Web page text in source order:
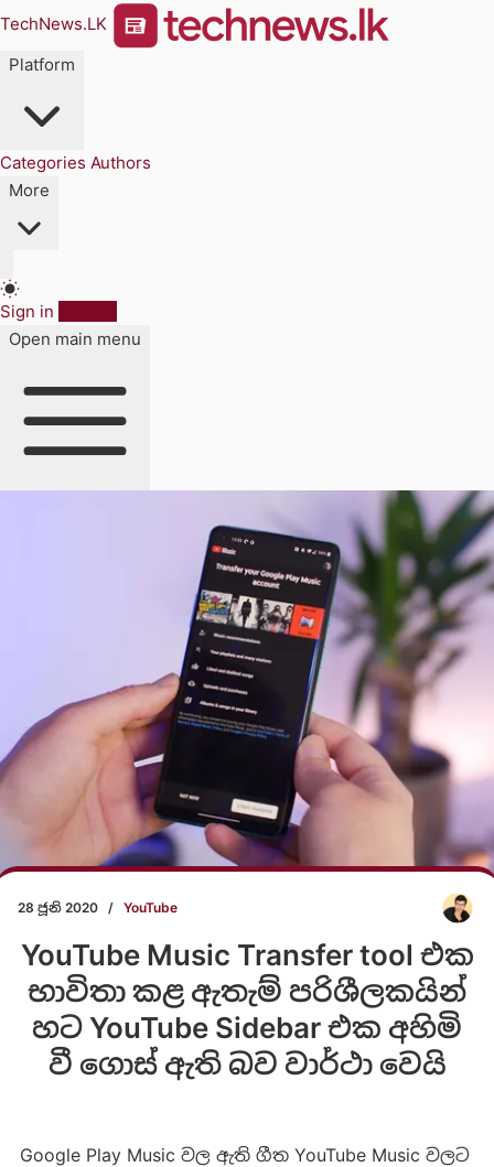
TechNews.LK
Platform
Categories Authors
More
Sign in
Open main menu
28 ජූනි 2020 / YouTube
YouTube Music Transfer tool එක
භාවිතා කළ ඇතැම් පරිශීලකයින්
හට YouTube Sidebar එක අහිමි
වී ගොස් ඇති බව වාර්ථා වෙයි
Google Play Music වල ඇති ගීත YouTube Music වලට